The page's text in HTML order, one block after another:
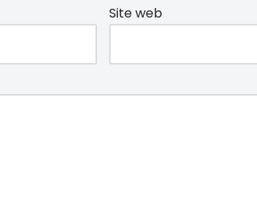
Site web